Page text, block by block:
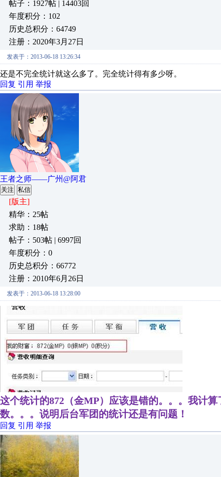
帖子：1927帖 | 14403回
年度积分：102
历史总积分：64749
注册：2020年3月27日
发表于：2013-06-18 13:26:34
还是不完全统计就这么多了。完全统计得有多少呀。
回复 引用 举报
王者之师——广州@阿君
关注 私信
[版主]
精华：25帖
求助：18帖
帖子：503帖 | 6997回
年度积分：0
历史总积分：66772
注册：2010年6月26日
发表于：2013-06-18 13:28:00
这个统计的872（金MP）应该是错的。。。我计
数。。。说明后台军团的统计还是有问题！
回复 引用 举报